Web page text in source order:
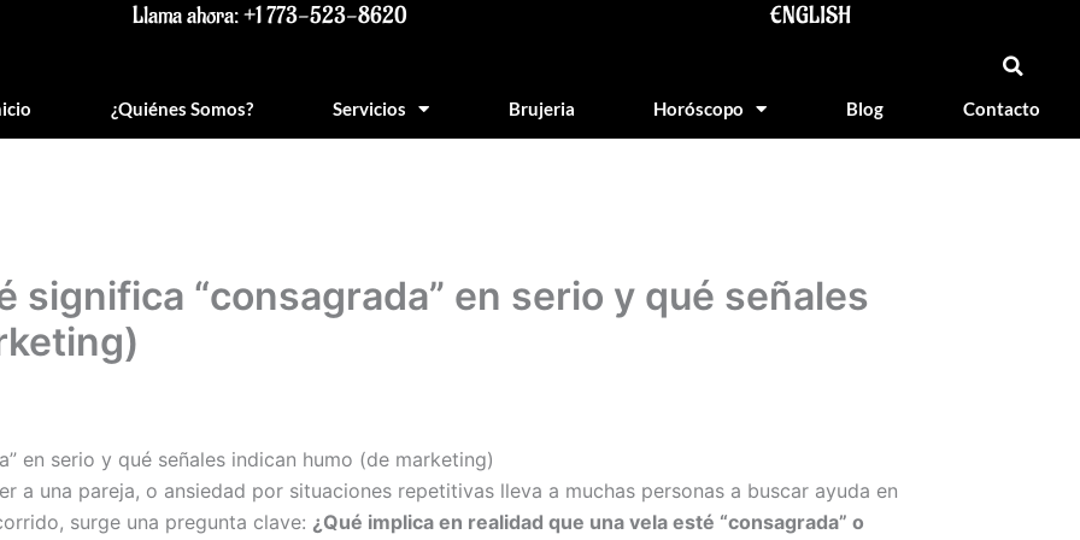
Llama ahora: +1 773-523-8620 ENGLISH
¿Quiénes Somos? Servicios Brujeria Horóscopo Blog Contacto
significa “consagrada” en serio y qué señales
en serio y qué señales indican humo (de marketing)
a una pareja, o ansiedad por situaciones repetitivas lleva a muchas personas a buscar ayuda en
surge una pregunta clave: ¿Qué implica en realidad que una vela esté “consagrada” o